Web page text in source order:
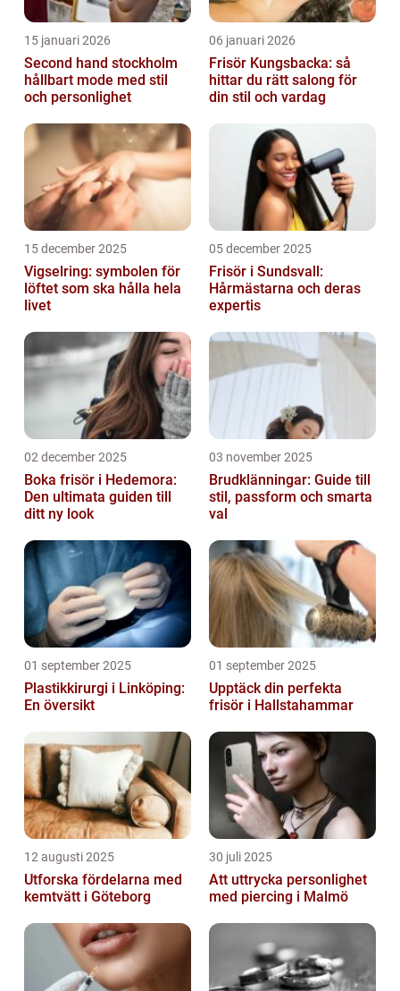
15 januari 2026
Second hand stockholm
hållbart mode med stil
och personlighet
06 januari 2026
Frisör Kungsbacka: så
hittar du rätt salong för
din stil och vardag
15 december 2025
Vigselring: symbolen för
löftet som ska hålla hela
livet
05 december 2025
Frisör i Sundsvall:
Hårmästarna och deras
expertis
02 december 2025
Boka frisör i Hedemora:
Den ultimata guiden till
ditt ny look
03 november 2025
Brudklänningar: Guide till
stil, passform och smarta
val
01 september 2025
Plastikkirurgi i Linköping:
En översikt
01 september 2025
Upptäck din perfekta
frisör i Hallstahammar
12 augusti 2025
Utforska fördelarna med
kemtvätt i Göteborg
30 juli 2025
Att uttrycka personlighet
med piercing i Malmö